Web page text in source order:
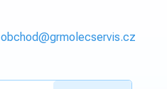
obchod@grmolecservis.cz